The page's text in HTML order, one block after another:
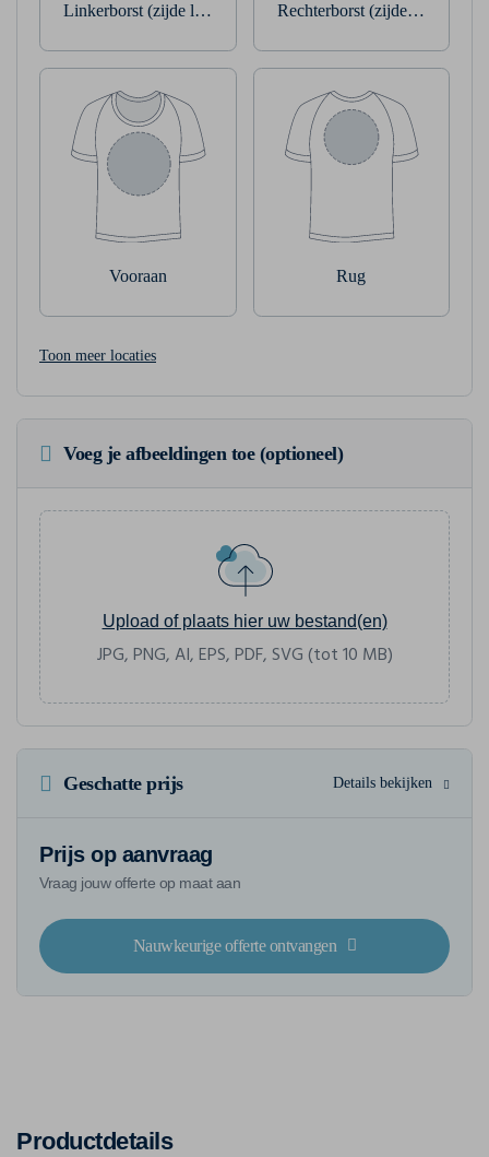
Linkerborst (zijde linkerarm) Rechterborst (zijde
Vooraan Rug
Toon meer locaties
Voeg je afbeeldingen toe (optioneel)
Upload of plaats hier uw bestand(en)
JPG, PNG, AI, EPS, PDF, SVG (tot 10 MB)
Geschatte prijs Details bekijken
Prijs op aanvraag
Vraag jouw offerte op maat aan
Nauwkeurige offerte ontvangen
Productdetails